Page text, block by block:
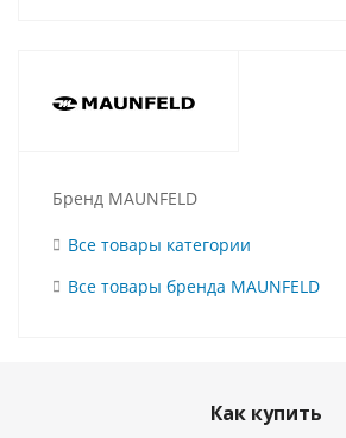
Бренд MAUNFELD
Все товары категории
Все товары бренда MAUNFELD
Как купить